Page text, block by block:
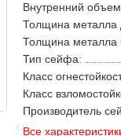
Внутренний
Толщина металла
Толщина металла
Тип сейфа:
Класс
Класс
Производитель
Все